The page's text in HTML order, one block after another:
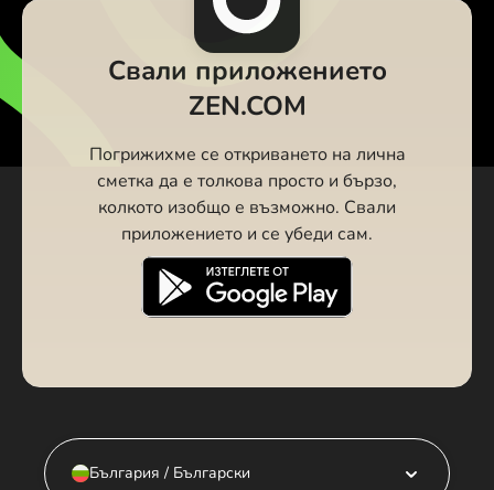
Свали приложението
ZEN.COM
Погрижихме се откриването на лична
сметка да е толкова просто и бързо,
колкото изобщо е възможно. Свали
приложението и се убеди сам.
България / Български